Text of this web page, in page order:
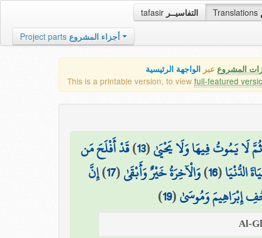
tafasir التفاسيــر Translations
Project parts أجزاء المشروع
المشروع عبر الواجهة الرئيسية
This is a printable version, to view full-featured
ثُمَّ لَا يَمُوتُ فِيهَا وَلَا يَحْيَىٰ(
13
)قَدْ أَفْلَحَ مَن
الدُّنْيَا(
16
)وَالْآخِرَةُ خَيْرٌ وَأَبْقَىٰ(
17
)إِنَّ
إِبْرَاهِيمَ وَمُوسَىٰ(
19
)